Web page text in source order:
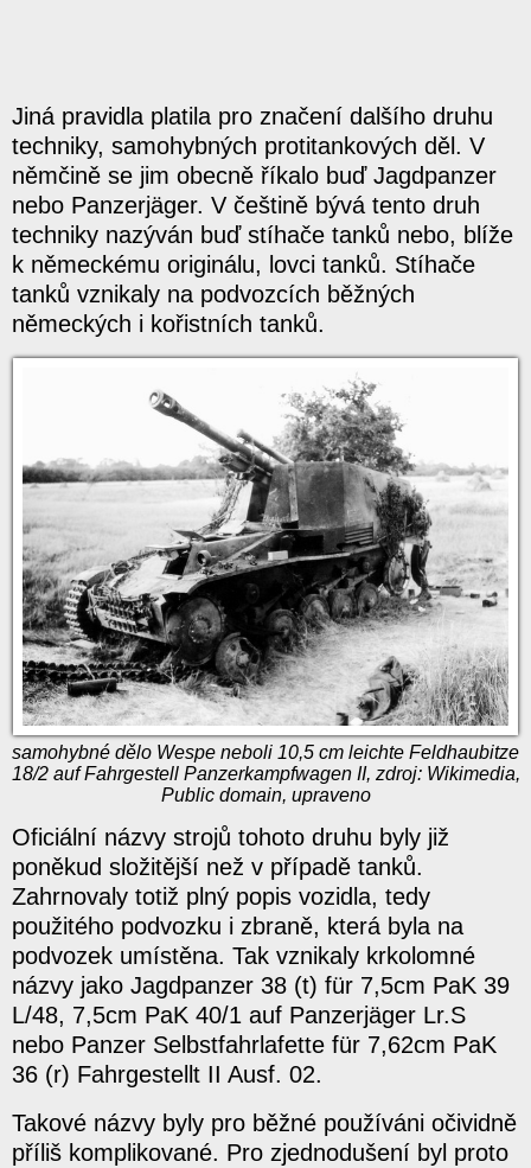
Jiná pravidla platila pro značení dalšího druhu
techniky, samohybných protitankových děl. V
němčině se jim obecně říkalo buď Jagdpanzer
nebo Panzerjäger. V češtině bývá tento druh
techniky nazýván buď stíhače tanků nebo, blíže
k německému originálu, lovci tanků. Stíhače
tanků vznikaly na podvozcích běžných
německých i kořistních tanků.
samohybné dělo Wespe neboli 10,5 cm leichte Feldhaubitze
18/2 auf Fahrgestell Panzerkampfwagen II, zdroj: Wikimedia,
Public domain, upraveno
Oficiální názvy strojů tohoto druhu byly již
poněkud složitější než v případě tanků.
Zahrnovaly totiž plný popis vozidla, tedy
použitého podvozku i zbraně, která byla na
podvozek umístěna. Tak vznikaly krkolomné
názvy jako Jagdpanzer 38 (t) für 7,5cm PaK 39
L/48, 7,5cm PaK 40/1 auf Panzerjäger Lr.S
nebo Panzer Selbstfahrlafette für 7,62cm PaK
36 (r) Fahrgestellt II Ausf. 02.
Takové názvy byly pro běžné používáni očividně
příliš komplikované. Pro zjednodušení byl proto